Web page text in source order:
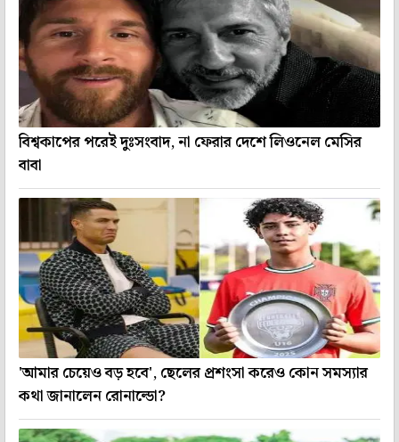
বিশ্বকাপের পরেই দুঃসংবাদ, না ফেরার দেশে লিওনেল মেসির
বাবা
'আমার চেয়েও বড় হবে', ছেলের প্রশংসা করেও কোন সমস্যার
কথা জানালেন রোনাল্ডো?